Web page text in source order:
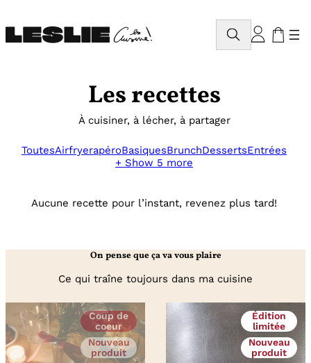
au
contenu
Rechercher
Les recettes
À cuisiner, à lécher, à partager
ToutesAirfryerapéroBasiquesBrunchDessertsEntrées
+ Show 5 more
Aucune recette pour l’instant, revenez plus tard!
On pense que ça va vous plaire
Ce qui traîne toujours dans ma cuisine
Coup de
coeur
Nouveau
produit
Édition
limitée
Nouveau
produit